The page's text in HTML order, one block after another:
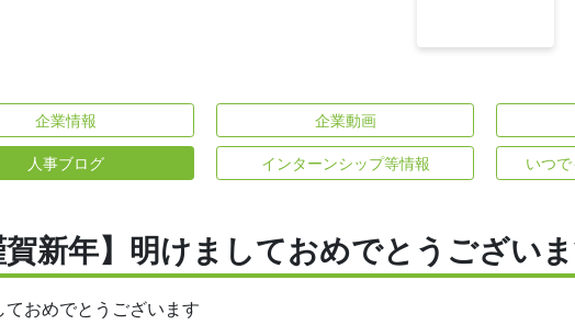
企業情報 企業動画
人事ブログ インターンシップ等情報 いつ
賀新年】明けましておめでとうござい
ておめでとうございます